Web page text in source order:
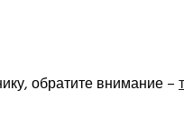
обратите внимание –